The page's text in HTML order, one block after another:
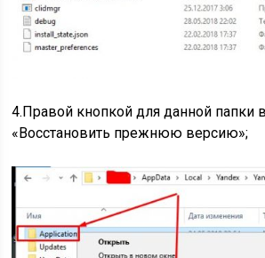
4.Правой кнопкой для данной папки
«Восстановить прежнюю версию»;